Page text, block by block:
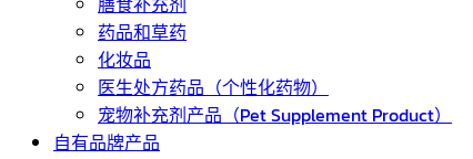
药品和草药
化妆品
医生处方药品（个性化药物）
宠物补充剂产品（Pet Supplement Product）
自有品牌产品